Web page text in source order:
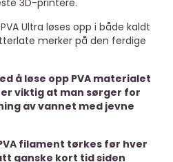
3D-printere.
Ultra løses opp i både kaldt
merker på den ferdige
å løse opp PVA materialet
viktig at man sørger for
av vannet med jevne
filament tørkes før hver
ganske kort tid siden